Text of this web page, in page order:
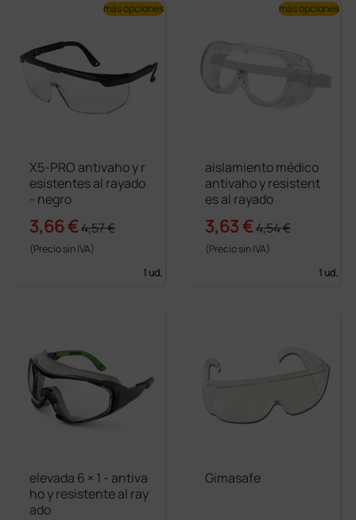
X5-PRO antivaho y r
esistentes al rayado
- negro
3,66 €4,57 €
(Precio sin IVA)
1 ud.
más opciones
aislamiento médico
antivaho y resistent
es al rayado
3,63 €4,54 €
(Precio sin IVA)
1 ud.
más opciones
elevada 6 × 1 - antiva
ho y resistente al ray
ado
Gimasafe